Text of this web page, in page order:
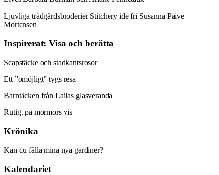
Ljuvliga trädgårdsbroderier Stitchery ide fri Susanna Paive
Mortensen
Inspirerat: Visa och berätta
Scapstäcke och stadkantsrosor
Ett ”omöjligt” tygs resa
Barntäcken från Lailas glasveranda
Rutigt på mormors vis
Krönika
Kan du fålla mina nya gardiner?
Kalendariet